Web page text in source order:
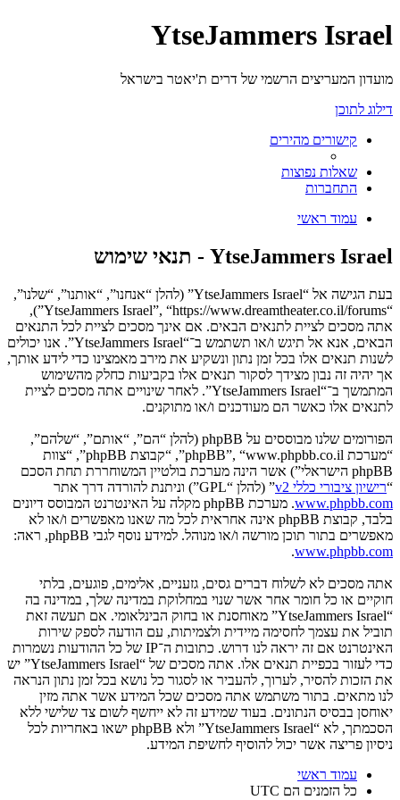
YtseJammers Israel
מועדון המעריצים הרשמי של דרים ת'יאטר בישראל
דילוג לתוכן
קישורים מהירים
שאלות נפוצות
התחברות
עמוד ראשי
YtseJammers Israel - תנאי שימוש
בעת הגישה אל “YtseJammers Israel” (להלן “אנחנו”, “אותנו”, “שלנו”,
“YtseJammers Israel”, “https://www.dreamtheater.co.il/forums”),
אתה מסכים לציית לתנאים הבאים. אם אינך מסכים לציית לכל התנאים
הבאים, אנא אל תיגש ו/או תשתמש ב־“YtseJammers Israel”. אנו יכולים
לשנות תנאים אלו בכל זמן נתון ונשקיע את מירב מאמצינו כדי לידע אותך,
אך יהיה זה נבון מצידך לסקור תנאים אלו בקביעות כחלק מהשימוש
המתמשך ב־“YtseJammers Israel”. לאחר שינויים אתה מסכים לציית
לתנאים אלו כאשר הם מעודכנים ו/או מתוקנים.
הפורומים שלנו מבוססים על phpBB (להלן “הם”, “אותם”, “שלהם”,
“מערכת phpBB”, “www.phpbb.co.il”, “קבוצת phpBB”, “צוות
phpBB הישראלי”) אשר הינה מערכת בולטיין המשוחררת תחת הסכם
“רישיון ציבורי כללי v2
” (להלן “GPL”) וניתנת להורדה דרך אתר
www.phpbb.com
. מערכת phpBB מקלה על האינטרנט המבוסס דיונים
בלבד, קבוצת phpBB אינה אחראית לכל מה שאנו מאפשרים ו/או לא
מאפשרים בתור תוכן מורשה ו/או מנוהל. למידע נוסף לגבי phpBB, ראה:
www.phpbb.com
.
אתה מסכים לא לשלוח דברים גסים, גזעניים, אלימים, פוגעים, בלתי
חוקיים או כל חומר אחר אשר שנוי במחלוקת במדינה שלך, במדינה בה
“YtseJammers Israel” מאוחסנת או בחוק הבינלאומי. אם תעשה זאת
תוביל את עצמך לחסימה מיידית ולצמיתות, עם הודעה לספק שירות
האינטרנט אם זה יראה לנו דרוש. כתובות ה־IP של כל ההודעות נשמרות
כדי לעזור בכפיית תנאים אלו. אתה מסכים של “YtseJammers Israel” יש
את הזכות להסיר, לערוך, להעביר או לסגור כל נושא בכל זמן נתון הנראה
לנו מתאים. בתור משתמש אתה מסכים שכל המידע אשר אתה מזין
יאוחסן בבסיס הנתונים. בעוד שמידע זה לא ייחשף לשום צד שלישי ללא
הסכמתך, לא “YtseJammers Israel” ולא phpBB ישאו באחריות לכל
ניסיון פריצה אשר יכול להוסיף לחשיפת המידע.
עמוד ראשי
כל הזמנים הם UTC